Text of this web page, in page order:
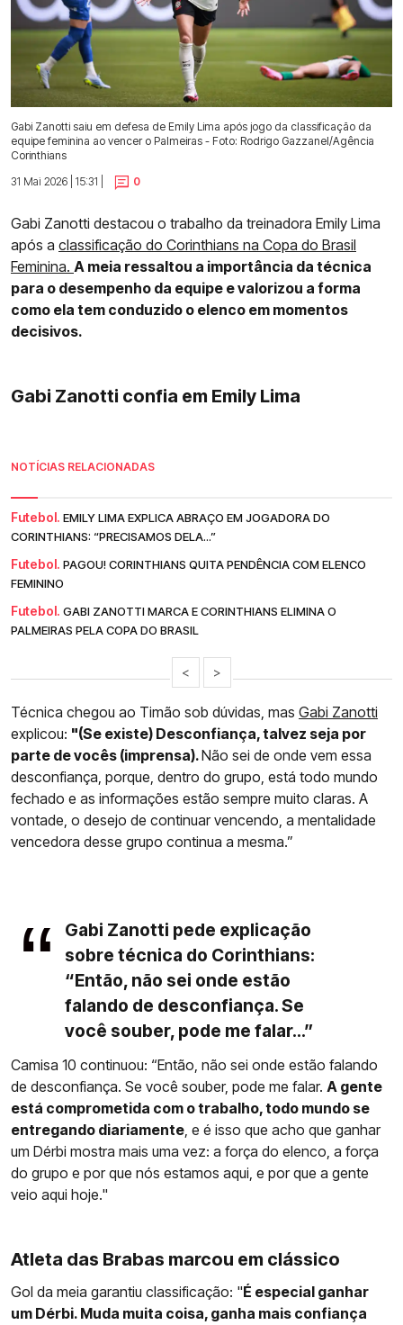
Gabi Zanotti saiu em defesa de Emily Lima após jogo da classificação da
equipe feminina ao vencer o Palmeiras - Foto: Rodrigo Gazzanel/Agência
Corinthians
31 Mai 2026 | 15:31 |
0
Gabi Zanotti destacou o trabalho da treinadora Emily Lima
após a classificação do Corinthians na Copa do Brasil
Feminina. A meia ressaltou a importância da técnica
para o desempenho da equipe e valorizou a forma
como ela tem conduzido o elenco em momentos
decisivos.
Gabi Zanotti confia em Emily Lima
NOTÍCIAS RELACIONADAS
Futebol. EMILY LIMA EXPLICA ABRAÇO EM JOGADORA DO
CORINTHIANS: “PRECISAMOS DELA...”
Futebol. PAGOU! CORINTHIANS QUITA PENDÊNCIA COM ELENCO
FEMININO
Futebol. GABI ZANOTTI MARCA E CORINTHIANS ELIMINA O
PALMEIRAS PELA COPA DO BRASIL
< >
Técnica chegou ao Timão sob dúvidas, mas Gabi Zanotti
explicou: "(Se existe) Desconfiança, talvez seja por
parte de vocês (imprensa).Não sei de onde vem essa
desconfiança, porque, dentro do grupo, está todo mundo
fechado e as informações estão sempre muito claras. A
vontade, o desejo de continuar vencendo, a mentalidade
vencedora desse grupo continua a mesma.”
Gabi Zanotti pede explicação
sobre técnica do Corinthians:
“Então, não sei onde estão
falando de desconfiança. Se
você souber, pode me falar...”
Camisa 10 continuou: “Então, não sei onde estão falando
de desconfiança. Se você souber, pode me falar. A gente
está comprometida com o trabalho, todo mundo se
entregando diariamente, e é isso que acho que ganhar
um Dérbi mostra mais uma vez: a força do elenco, a força
do grupo e por que nós estamos aqui, e por que a gente
veio aqui hoje."
Atleta das Brabas marcou em clássico
Gol da meia garantiu classificação: "É especial ganhar
um Dérbi. Muda muita coisa, ganha mais confiança